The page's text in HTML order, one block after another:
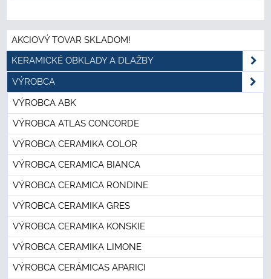
AKCIOVÝ TOVAR SKLADOM!
KERAMICKÉ OBKLADY A DLAŽBY
VÝROBCA
VÝROBCA ABK
VÝROBCA ATLAS CONCORDE
VÝROBCA CERAMIKA COLOR
VÝROBCA CERAMICA BIANCA
VÝROBCA CERAMICA RONDINE
VÝROBCA CERAMIKA GRES
VÝROBCA CERAMIKA KONSKIE
VÝROBCA CERAMIKA LIMONE
VÝROBCA CERÁMICAS APARICI